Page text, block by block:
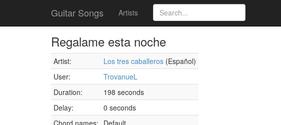
Guitar Songs Artists
Regalame esta noche
Artist: Los tres caballeros (Español)
User:
TrovanueL
Duration:
198 seconds
Delay:
0 seconds
Chord names: Default